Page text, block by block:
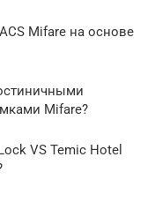
Mifare на основе
Mifare?
VS Temic Hotel